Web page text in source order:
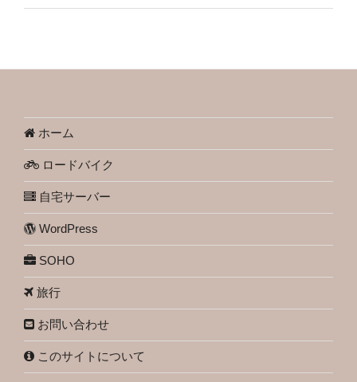
ホーム
ロードバイク
自宅サーバー
WordPress
SOHO
旅行
お問い合わせ
このサイトについて